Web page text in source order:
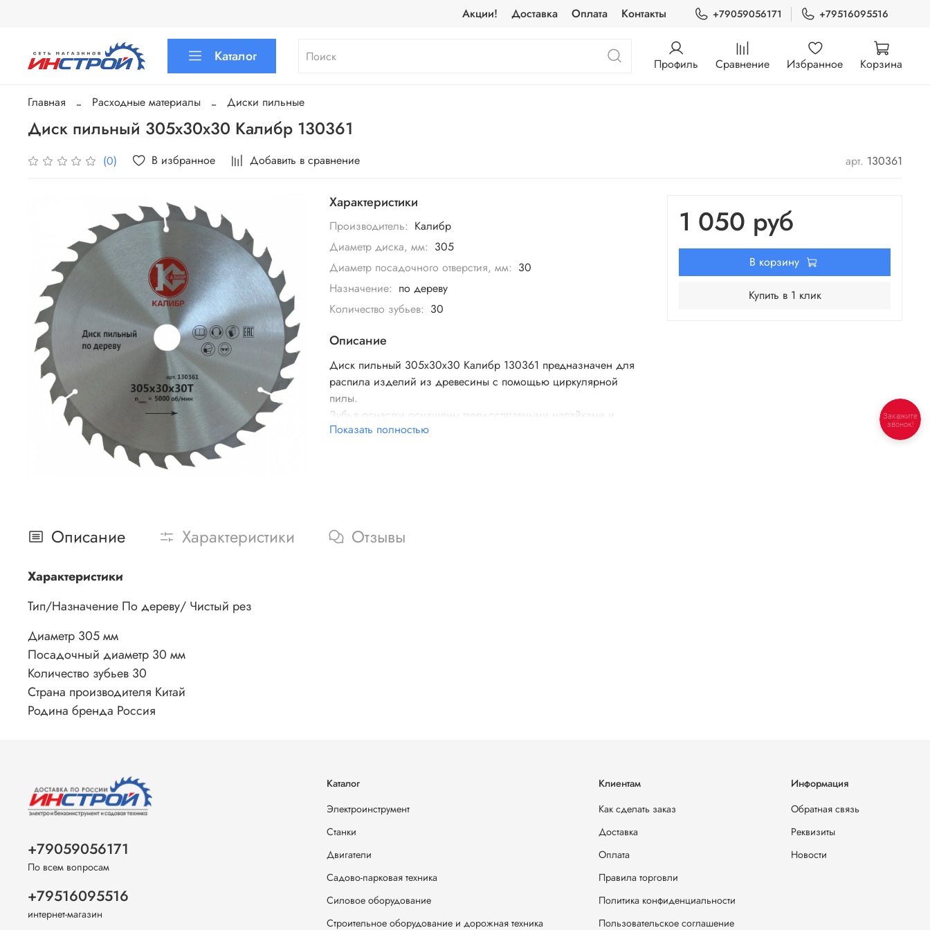
Акции! Доставка Оплата Контакты +79059056171 +79516095516
Каталог Профиль Сравнение Избранное Корзина
Главная Расходные материалы Диски пильные
Диск пильный 305х30х30 Калибр 130361
(0) В избранное Добавить в сравнение арт. 130361
Характеристики
Производитель: Калибр
Диаметр диска, мм: 305
Диаметр посадочного отверстия, мм: 30
Назначение: по дереву
Количество зубьев: 30
Описание
Диск пильный 305х30х30 Калибр 130361 предназначен для
распила изделий из древесины с помощью циркулярной
пилы.
Зубья оснастки оснащены твердосплавными напайками и
имеют специальную заточку для качественной распиловки
Показать полностью
1 050 руб
В корзину
Купить в 1 клик
Описание Характеристики Отзывы
Характеристики
Тип/Назначение По дереву/ Чистый рез
Диаметр 305 мм
Посадочный диаметр 30 мм
Количество зубьев 30
Страна производителя Китай
Родина бренда Россия
Каталог
Электроинструмент
Станки
Двигатели
Садово-парковая техника
Силовое оборудование
Строительное оборудование и дорожная техника
Клиентам
Как сделать заказ
Доставка
Оплата
Правила торговли
Политика конфиденциальности
Пользовательское соглашение
Информация
Обратная связь
Реквизиты
Новости
+79059056171
По всем вопросам
+79516095516
интернет-магазин
Закажите
звонок!